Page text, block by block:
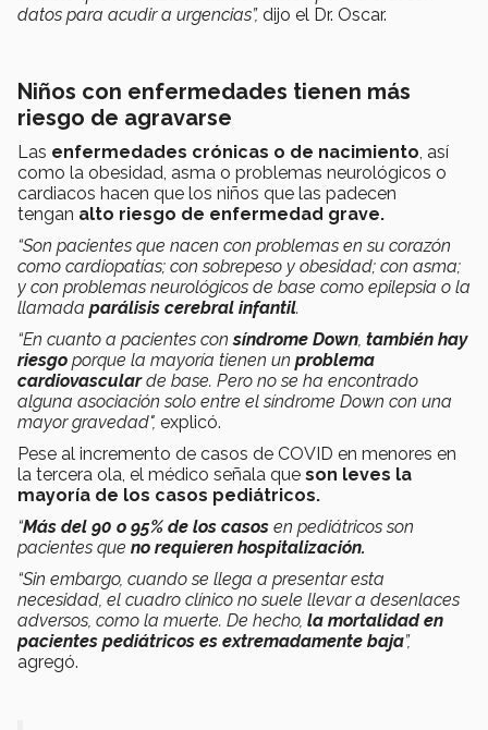
datos para acudir a urgencias”, dijo el Dr. Oscar.
Niños con enfermedades tienen más
riesgo de agravarse
Las enfermedades crónicas o de nacimiento, así
como la obesidad, asma o problemas neurológicos o
cardiacos hacen que los niños que las padecen
tengan alto riesgo de enfermedad grave.
“Son pacientes que nacen con problemas en su corazón
como cardiopatías; con sobrepeso y obesidad; con asma;
y con problemas neurológicos de base como epilepsia o la
llamada parálisis cerebral infantil.
“En cuanto a pacientes consíndrome Down, también hay
riesgo porque la mayoría tienen un problema
cardiovascularde base. Pero no se ha encontrado
alguna asociación solo entre el síndrome Down con una
mayor gravedad", explicó.
Pese al incremento de casos de COVID en menores en
la tercera ola, el médico señala que son leves la
mayoría de los casos pediátricos.
“Más del 90 o 95% de los casos en pediátricos son
pacientes que no requieren hospitalización.
“Sin embargo, cuando se llega a presentar esta
necesidad, el cuadro clínico no suele llevar a desenlaces
adversos, como la muerte. De hecho, la mortalidad en
pacientes pediátricos es extremadamente baja”,
agregó.